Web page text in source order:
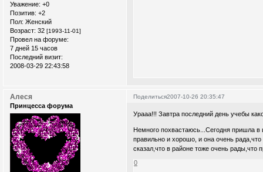
Уважение: +0
Позитив: +2
Пол: Женский
Возраст: 32 [1993-11-01]
Провел на форуме:
7 дней 15 часов
Последний визит:
2008-03-29 22:43:58
Поделиться2007-10-26 20:35:47
Алеся
Принцесса форума
Урааа!!! Завтра последний день учебы
Немного похвастаюсь...Сегодня пришла в
правильно и хорошо, и она очень
сказал,что в районе тоже очень
0